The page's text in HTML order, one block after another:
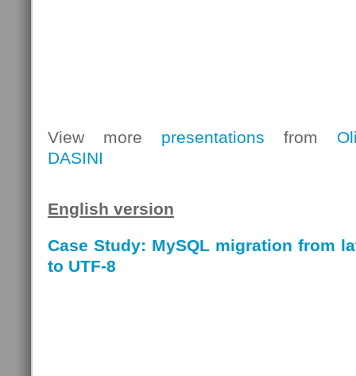
View more presentations from
DASINI
English version
Case Study: MySQL migration from
to UTF-8